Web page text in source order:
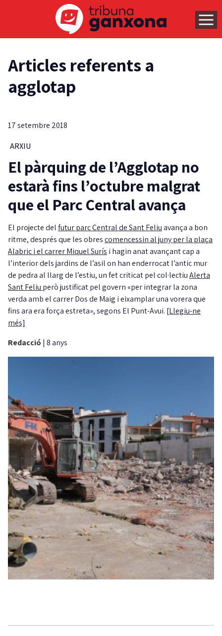
Articles referents a
agglotap
17 setembre 2018
ARXIU
El pàrquing de l’Agglotap no
estarà fins l’octubre malgrat
que el Parc Central avança
El projecte delfutur parc Central de Sant Feliuavança a bon
ritme, després que les obrescomencessin al juny per la plaça
Alabric i el carrer Miquel Surís i hagin anat avançant cap a
l’interior dels jardins de l’asil on han enderrocat l’antic mur
de pedra al llarg de l’estiu, un fet criticat pel col·lectiuAlerta
Sant Feliu però justificat pel govern «per integrar la zona
verda amb el carrer Dos de Maig i eixamplar una vorera que
fins ara era força estreta», segons El Punt-Avui. [Llegiu-ne
més]
Redacció | 8 anys